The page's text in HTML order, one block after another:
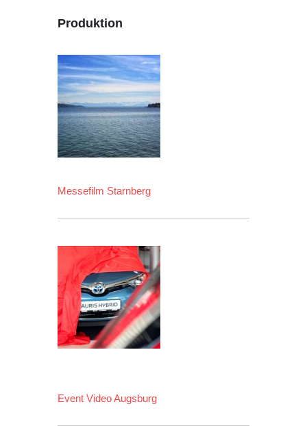
Produktion
Messefilm Starnberg
Event Video Augsburg